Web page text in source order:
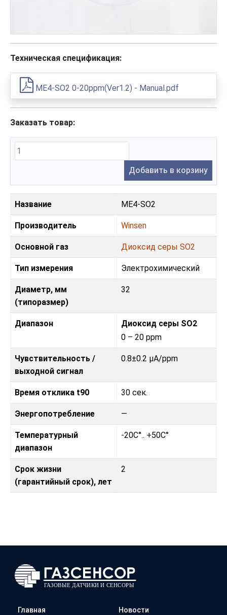
Техническая спецификация:
ME4-SO2 0-20ppm(Ver1.2) - Manual.pdf
Заказать товар:
Добавить в корзину
Название ME4-SO2
Производитель Winsen
Основной газ Диоксид серы SO2
Тип измерения Электрохимический
Диаметр, мм
(типоразмер)
32
Диапазон
Диоксид серы SO2
0 – 20 ppm
Чувствительность /
выходной сигнал
0.8±0.2 µA/ppm
Время отклика t90 30 сек.
Энергопотребление —
Температурный
диапазон
-20C°.. +50C°
Срок жизни
(гарантийный срок), лет
2
Главная Новости